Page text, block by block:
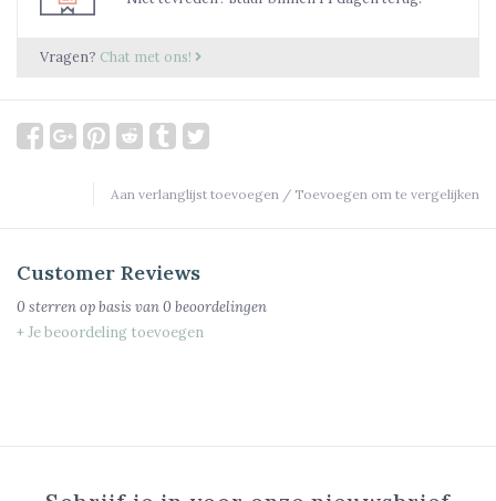
Vragen? Chat met ons!
Aan verlanglijst toevoegen / Toevoegen om te vergelijken
Customer Reviews
0 sterren op basis van0 beoordelingen
+ Je beoordeling toevoegen